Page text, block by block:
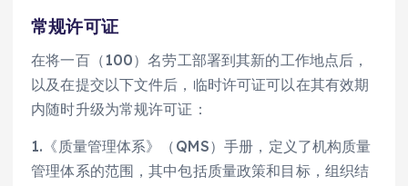
常规许可证
在将一百（100）名劳工部署到其新的工作地点后，
以及在提交以下文件后，临时许可证可以在其有效期
内随时升级为常规许可证：
1.《质量管理体系》（QMS）手册，定义了机构质量
管理体系的范围，其中包括质量政策和目标，组织结